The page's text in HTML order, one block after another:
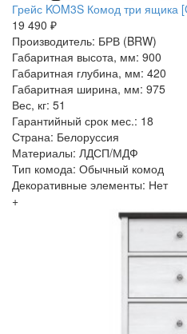
Грейс KOM3S Комод три ящика
19 490 ₽
Производитель: БРВ (BRW)
Габаритная высота, мм: 900
Габаритная глубина, мм: 420
Габаритная ширина, мм: 975
Вес, кг: 51
Гарантийный срок мес.: 18
Страна: Белоруссия
Материалы: ЛДСП/МДФ
Тип комода: Обычный комод
Декоративные элементы: Нет
+